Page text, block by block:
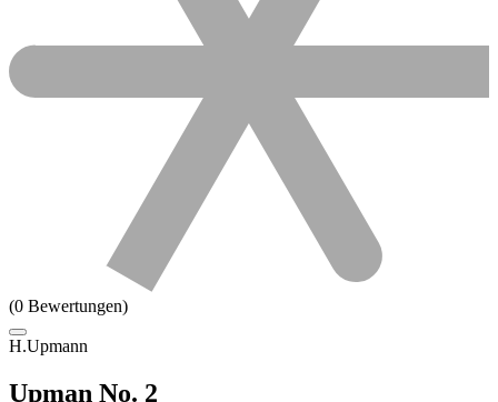
(0 Bewertungen)
H.Upmann
Upman No. 2